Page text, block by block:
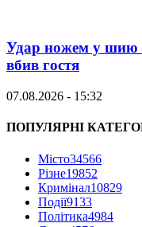
Удар ножем у шию
вбив гостя
07.08.2026 - 15:32
ПОПУЛЯРНІ
Місто34566
Різне19852
Кримінал10829
Події9133
Політика4984